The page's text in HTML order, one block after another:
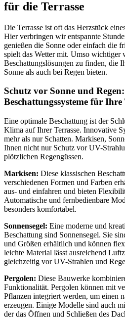
für die Terrasse
Die Terrasse ist oft das Herzstück
Hier verbringen wir entspannte
genießen die Sonne oder einfach die
spielt das Wetter mit. Umso wichtiger
Beschattungslösungen zu finden, die
Sonne als auch bei Regen bieten.
Schutz vor Sonne und
Beschattungssysteme für Ihre
Eine optimale Beschattung ist der
Klima auf Ihrer Terrasse. Innovative
mehr als nur Schatten. Markisen,
Ihnen nicht nur Schutz vor UV-
plötzlichen Regengüssen.
Markisen: Diese klassischen
verschiedenen Formen und Farben
aus- und einfahren und bieten
Automatische und fernbedienbare
besonders komfortabel.
Sonnensegel: Eine moderne und
Beschattung sind Sonnensegel. Sie
und Größen erhältlich und können
leichte Material lässt ausreichend
gleichzeitig vor UV-Strahlen und
Pergolen: Diese Bauwerke
Funktionalität. Pergolen können mit
Pflanzen integriert werden, um einen
erzeugen. Einige Modelle sind auch
der das Öffnen und Schließen des